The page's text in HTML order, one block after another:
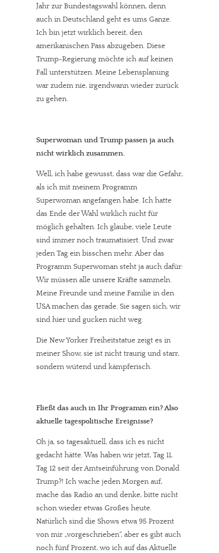
Jahr zur Bundestagswahl können, denn
auch in Deutschland geht es ums Ganze.
Ich bin jetzt wirklich bereit, den
amerikanischen Pass abzugeben. Diese
Trump-Regierung möchte ich auf keinen
Fall unterstützen. Meine Lebensplanung
war zudem nie, irgendwann wieder zurück
zu gehen.
Superwoman und Trump passen ja auch
nicht wirklich zusammen.
Well, ich habe gewusst, dass war die Gefahr,
als ich mit meinem Programm
Superwoman angefangen habe. Ich hatte
das Ende der Wahl wirklich nicht für
möglich gehalten. Ich glaube, viele Leute
sind immer noch traumatisiert. Und zwar
jeden Tag ein bisschen mehr. Aber das
Programm Superwoman steht ja auch dafür:
Wir müssen alle unsere Kräfte sammeln.
Meine Freunde und meine Familie in den
USA machen das gerade. Sie sagen sich, wir
sind hier und gucken nicht weg.
Die New Yorker Freiheitstatue zeigt es in
meiner Show, sie ist nicht traurig und starr,
sondern wütend und kämpferisch.
Fließt das auch in Ihr Programm ein? Also
aktuelle tagespolitische Ereignisse?
Oh ja, so tagesaktuell, dass ich es nicht
gedacht hätte. Was haben wir jetzt, Tag 11,
Tag 12 seit der Amtseinführung von Donald
Trump?! Ich wache jeden Morgen auf,
mache das Radio an und denke, bitte nicht
schon wieder etwas Großes heute.
Natürlich sind die Shows etwa 95 Prozent
von mir „vorgeschrieben“, aber es gibt auch
noch fünf Prozent, wo ich auf das Aktuelle